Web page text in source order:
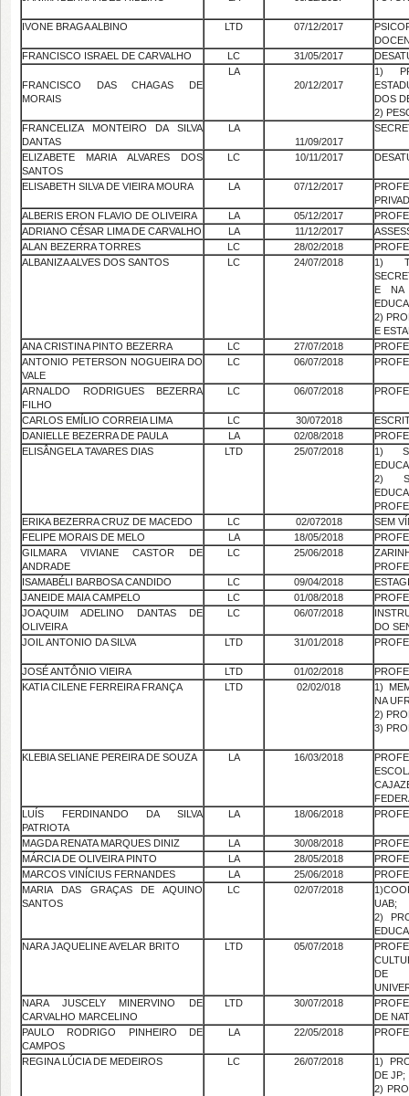
IVONE BRAGA ALBINO LTD 07/12/2017
FRANCISCO ISRAEL DE CARVALHO
LC 31/05/2017
FRANCISCO DAS CHAGAS DE
MORAIS
LA
20/12/2017
1)
DOS
2)
FRANCELIZA MONTEIRO DA SILVA
DANTAS
LA
11/09/2017
ELIZABETE MARIA ALVARES DOS
SANTOS
LC 10/11/2017
ELISABETH SILVA DE VIEIRA MOURA LA 07/12/2017
ALBERIS ERON FLAVIO DE OLIVEIRA
LA 05/12/2017
ADRIANO CÉSAR LIMA DE CARVALHO
LA 11/12/2017
ALAN BEZERRA TORRES
LC 28/02/2018
ALBANIZA ALVES DOS SANTOS
LC 24/07/2018
1)
E NA
2)
E
ANA CRISTINA PINTO BEZERRA
LC 27/07/2018
ANTONIO PETERSON NOGUEIRA DO
VALE
LC 06/07/2018
ARNALDO RODRIGUES BEZERRA
FILHO
LC 06/07/2018
CARLOS EMÍLIO CORREIA LIMA LC 30/072018
DANIELLE BEZERRA DE PAULA
LA 02/08/2018
ELISÂNGELA TAVARES DIAS
LTD 25/07/2018
1)
2)
ERIKA BEZERRA CRUZ DE MACEDO
LC 02/072018
SEM
FELIPE MORAIS DE MELO
LA 18/05/2018
GILMARA VIVIANE CASTOR DE
ANDRADE
LC 25/06/2018
ISAMABÉLI BARBOSA CANDIDO
LC 09/04/2018
JANEIDE MAIA CAMPELO
LC 01/08/2018
JOAQUIM ADELINO DANTAS DE
OLIVEIRA
LC 06/07/2018
DO
JOIL ANTONIO DA SILVA
LTD 31/01/2018
JOSÉ ANTÔNIO VIEIRA LTD 01/02/2018
KATIA CILENE FERREIRA FRANÇA
LTD 02/02/018
1)
NA
2)
3)
KLEBIA SELIANE PEREIRA DE SOUZA LA 16/03/2018
LUÍS FERDINANDO DA SILVA
PATRIOTA
LA 18/06/2018
MAGDA RENATA MARQUES DINIZ LA 30/08/2018
MÁRCIA DE OLIVEIRA PINTO
LA 28/05/2018
MARCOS VINÍCIUS FERNANDES
LA 25/06/2018
MARIA DAS GRAÇAS DE AQUINO
SANTOS
LC 02/07/2018
UAB;
2)
NARA JAQUELINE AVELAR BRITO
LTD 05/07/2018
DE
NARA JUSCELY MINERVINO DE
CARVALHO MARCELINO
LTD 30/07/2018
DE
PAULO RODRIGO PINHEIRO DE
CAMPOS
LA 22/05/2018
REGINA LÚCIA DE MEDEIROS LC 26/07/2018
1)
DE JP;
2)